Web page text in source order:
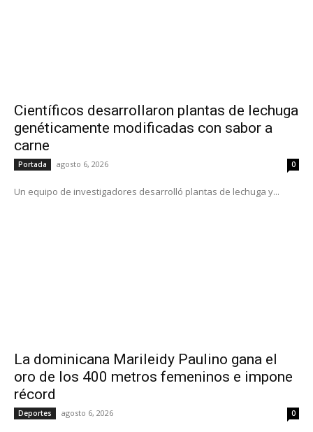
Científicos desarrollaron plantas de lechuga
genéticamente modificadas con sabor a
carne
Portada agosto 6, 2026 0
Un equipo de investigadores desarrolló plantas de lechuga y...
La dominicana Marileidy Paulino gana el
oro de los 400 metros femeninos e impone
récord
Deportes agosto 6, 2026 0